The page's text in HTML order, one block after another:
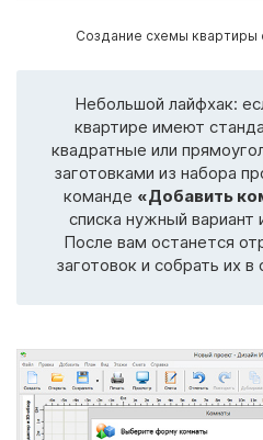
Создание схемы квартиры
Небольшой лайфхак:
квартире имеют
квадратные или
заготовками из набора
команде «Добавить
списка нужный вариант
После вам останется
заготовок и собрать их